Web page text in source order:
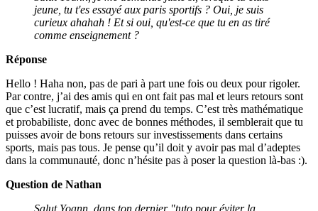
jeune, tu t'es essayé aux paris sportifs ? Oui, je suis
curieux ahahah ! Et si oui, qu'est-ce que tu en as tiré
comme enseignement ?
Réponse
Hello ! Haha non, pas de pari à part une fois ou deux pour rigoler.
Par contre, j’ai des amis qui en ont fait pas mal et leurs retours sont
que c’est lucratif, mais ça prend du temps. C’est très mathématique
et probabiliste, donc avec de bonnes méthodes, il semblerait que tu
puisses avoir de bons retours sur investissements dans certains
sports, mais pas tous. Je pense qu’il doit y avoir pas mal d’adeptes
dans la communauté, donc n’hésite pas à poser la question là-bas :).
Question de Nathan